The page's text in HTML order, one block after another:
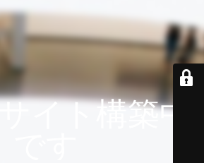
イト構築中